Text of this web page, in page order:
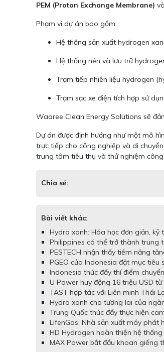
PEM (Proton Exchange Membrane)
Phạm vi dự án bao gồm:
Hệ thống sản xuất hydrogen
Hệ thống nén và lưu trữ
Trạm tiếp nhiên liệu hydrogen
Trạm sạc xe điện tích hợp sử
Waaree Clean Energy Solutions sẽ
Dự án được định hướng như một mô
trực tiếp cho công nghiệp và di
trung tâm tiêu thụ và thử nghiệm
Chia sẻ:
Bài viết khác:
Hydro xanh: Hóa học đơn giản,
Philippines có thể trở thành trung
PESTECH nhận thấy tiềm năng
PGEO của Indonesia đặt mục
Indonesia thúc đẩy thí điểm
U Power huy động 16 triệu USD
TAST hợp tác với Liên minh Thái
Hydro xanh cho tương lai của
Trung Quốc thúc đẩy thực hiện
LifenGas: Nhà sản xuất máy phát
HD Hydrogen hoàn thiện hệ
MAX Power bắt đầu khoan giếng